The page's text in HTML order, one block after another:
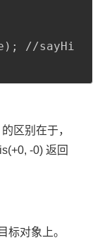
) ; //sayHi
区别在于，
-0) 返回
标对象上。